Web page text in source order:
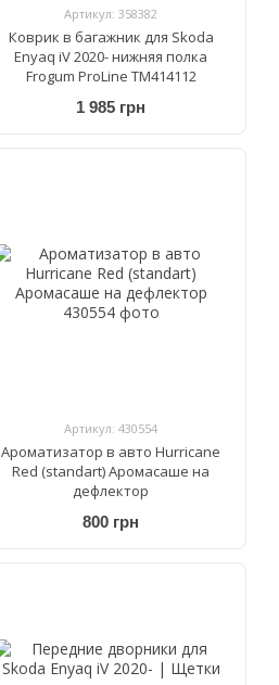
Артикул: 358382
Коврик в багажник для Skoda
Enyaq iV 2020- нижняя полка
Frogum ProLine TM414112
1 985 грн
Артикул: 430554
Ароматизатор в авто Hurricane
Red (standart) Аромасаше на
дефлектор
800 грн